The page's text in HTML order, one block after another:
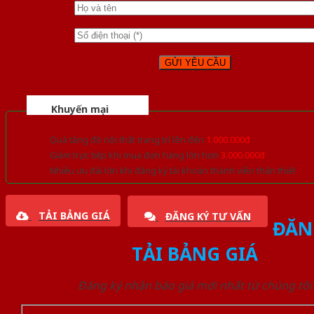
Khuyến mại
Quà tặng đồ nội thất trang trí lên đến 1.000.000đ
Giảm trực tiếp khi mua đơn hàng lớn hơn 3.000.000đ
Nhiều ưu đãi lớn khi đăng ký tài khoản thành viên thân thiết
TẢI BẢNG GIÁ ĐĂNG KÝ TƯ VẤN
TẢI BẢNG GIÁ
Đăng ký nhận báo giá mới nhất từ chúng tôi